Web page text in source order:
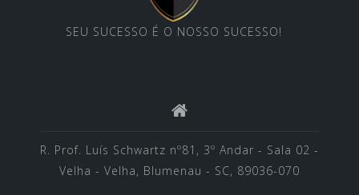
SEU SUCESSO É O NOSSO SUCESSO!
R. Prof. Luís Schwartz nº81, 3º Andar - Sala 02 -
Velha - Velha, Blumenau - SC, 89036-070